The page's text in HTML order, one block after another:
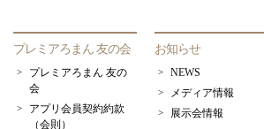
プレミアろまん 友の会
プレミアろまん 友の
会
アプリ会員契約約款
（会則）
お知らせ
NEWS
メディア情報
展示会情報